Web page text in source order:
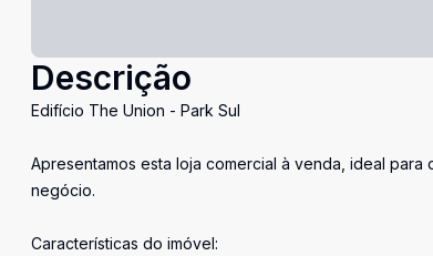
Descrição
Edifício The Union - Park Sul
Apresentamos esta loja comercial à venda, ideal
negócio.
Características do imóvel: